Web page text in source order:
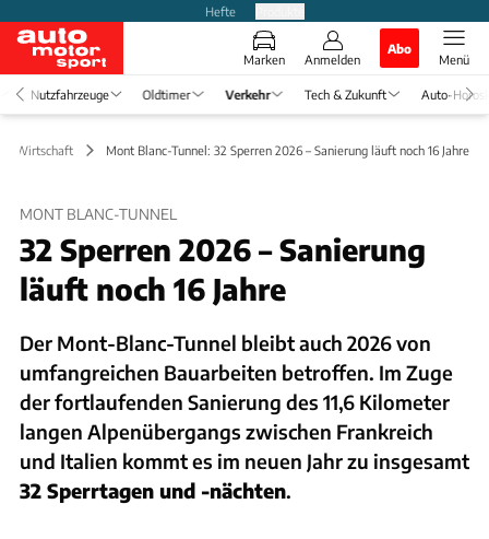
Hefte
Marken Anmelden
Abo
Menü
Nutzfahrzeuge Oldtimer Verkehr Tech & Zukunft Auto-
& Wirtschaft Mont Blanc-Tunnel: 32 Sperren 2026 – Sanierung läuft noch 16 Jahre
MONT BLANC-TUNNEL
32 Sperren 2026 – Sanierung
läuft noch 16 Jahre
Der Mont-Blanc-Tunnel bleibt auch 2026 von
umfangreichen Bauarbeiten betroffen. Im Zuge
der fortlaufenden Sanierung des 11,6 Kilometer
langen Alpenübergangs zwischen Frankreich
und Italien kommt es im neuen Jahr zu insgesamt
32 Sperrtagen und -nächten.